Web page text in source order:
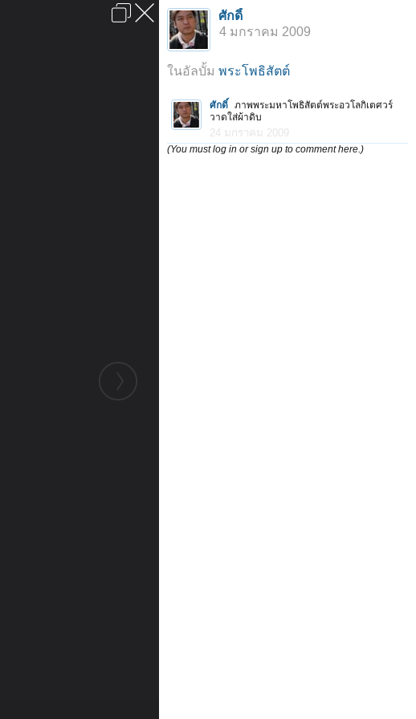
ลงโฆษณา ติดต่อเรา ช่วยเหลือ
ศักดิ์
4 มกราคม 2009
ในอัลบั้ม พระโพธิสัตต์
ศักดิ์ ภาพพระมหาโพธิสัตต์พระอวโลกิเตศวร์
วาดใส่ผ้าดิบ
24 มกราคม 2009
(You must log in or sign up to comment here.)